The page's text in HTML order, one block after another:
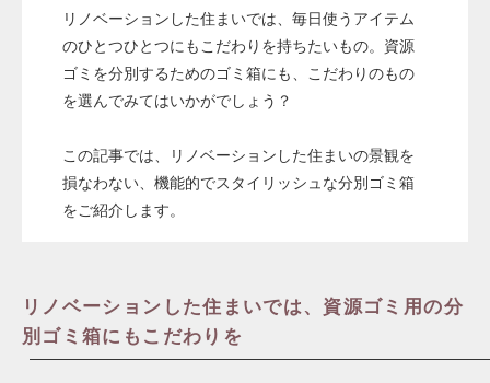
リノベーションした住まいでは、毎日使うアイテム
のひとつひとつにもこだわりを持ちたいもの。資源
ゴミを分別するためのゴミ箱にも、こだわりのもの
を選んでみてはいかがでしょう？
この記事では、リノベーションした住まいの景観を
損なわない、機能的でスタイリッシュな分別ゴミ箱
をご紹介します。
リノベーションした住まいでは、資源ゴミ用の分
別ゴミ箱にもこだわりを